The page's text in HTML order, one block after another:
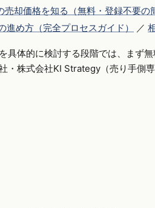
売却価格を知る（無料・登録不要の
進め方（完全プロセスガイド）
／
具体的に検討する段階では、まず
・株式会社KI Strategy（売り手側専